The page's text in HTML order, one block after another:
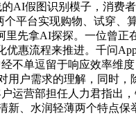
AI假图识别模子，消费
平台实现购物、试穿、
里先拿AI探探。一位曾
惠流程来推进。千问
不单逗留于响应效率维
用户需求的理解，同时
运营部担任人力君指出
、水润轻薄两个特点保